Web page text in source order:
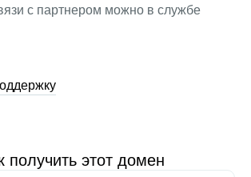
с партнером можно в службе
получить этот домен